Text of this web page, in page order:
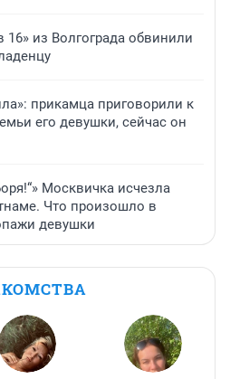
из Волгограда обвинили
прикамца приговорили к
его девушки, сейчас он
Москвичка исчезла
Что произошло в
девушки